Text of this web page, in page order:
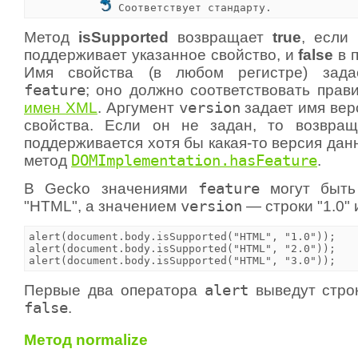
Соответствует стандарту.
Метод isSupported возвращает true, если
поддерживает указанное свойство, иfalse в
Имя свойства (в любом регистре)
feature; оно должно соответствовать
имен XML. Аргумент version задает имя
свойства. Если он не задан, то
поддерживается хотя бы какая-то версия
метод DOMImplementation.hasFeature.
В Gecko значениями featureмогут
"HTML", а значением version — строки "1.0"
alert(document.body.isSupported("HTML", "1.0"));
alert(document.body.isSupported("HTML", "2.0"));
alert(document.body.isSupported("HTML", "3.0"));
Первые два оператора alert выведут
false.
Метод normalize